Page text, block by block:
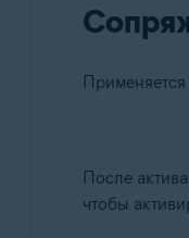
Avast
После
чтобы